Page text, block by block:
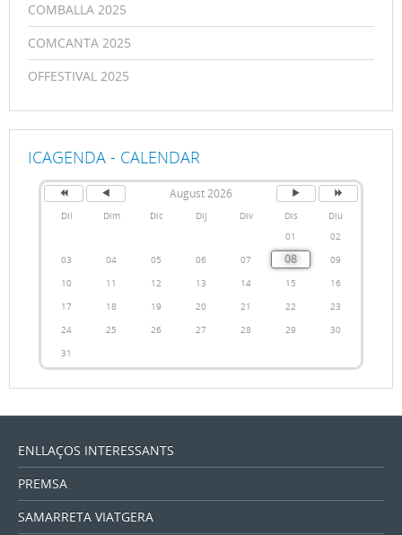
COMBALLA 2025
COMCANTA 2025
OFFESTIVAL 2025
ICAGENDA - CALENDAR
August 2026
Dil Dim Dic Dij Div Dis
Diu
01
02
03
04 05 06 07 08
09
10
11 12 13 14 15
16
17
18 19 20 21 22
23
24
25 26 27 28 29
30
31
ENLLAÇOS INTERESSANTS
PREMSA
SAMARRETA VIATGERA